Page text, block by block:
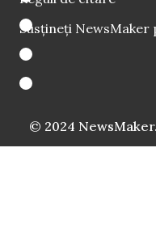
Susțineți NewsMaker
© 2024